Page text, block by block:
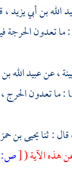
الله بن أبي يزيد
تعدون الحرجة
، عنعبيد الله
ما تعدون الحرج
: ثنايحيى بن
هذه الآية ([ص: